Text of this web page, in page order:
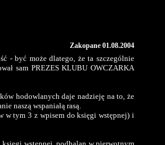
Zakopane 01.08.2004
- być może dlatego, że ta szczególnie
sam PREZES KLUBU OWCZARKA
hodowlanych daje nadzieję na to, że
naszą wspaniałą rasą.
w tym 3 z wpisem do księgi wstępnej) i